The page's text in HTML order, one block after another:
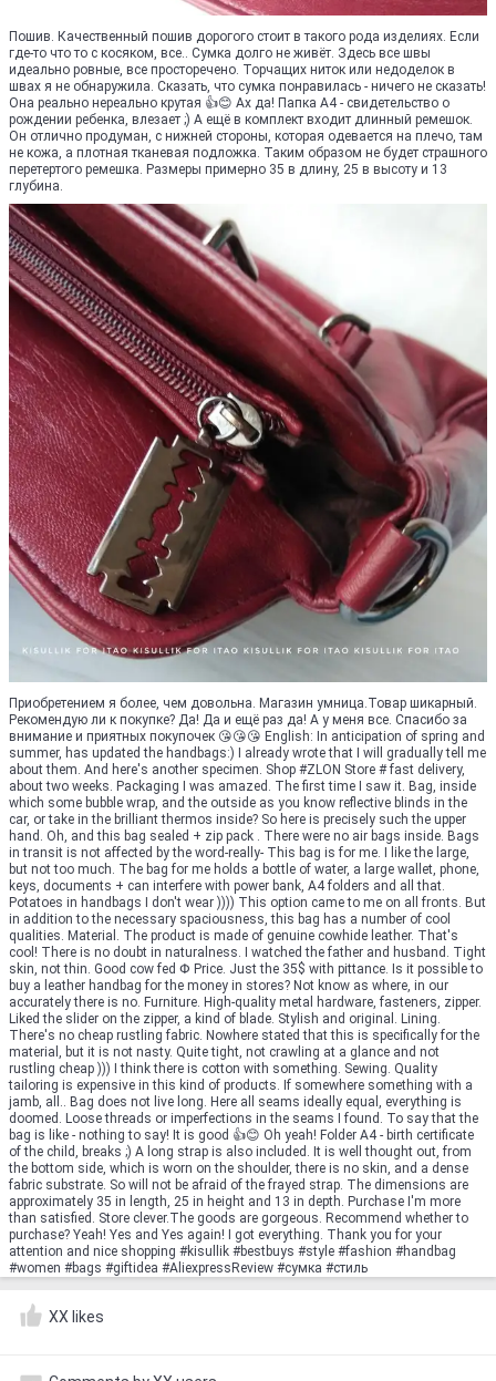
Пошив. Качественный пошив дорогого стоит в такого рода изделиях. Если
где-то что то с косяком, все.. Сумка долго не живёт. Здесь все швы
идеально ровные, все просторечено. Торчащих ниток или недоделок в
швах я не обнаружила. Сказать, что сумка понравилась - ничего не сказать!
Она реально нереально крутая 👍😊 Ах да! Папка А4 - свидетельство о
рождении ребенка, влезает ;) А ещё в комплект входит длинный ремешок.
Он отлично продуман, с нижней стороны, которая одевается на плечо, там
не кожа, а плотная тканевая подложка. Таким образом не будет страшного
перетертого ремешка. Размеры примерно 35 в длину, 25 в высоту и 13
глубина.
Приобретением я более, чем довольна. Магазин умница.Товар шикарный.
Рекомендую ли к покупке? Да! Да и ещё раз да! А у меня все. Спасибо за
внимание и приятных покупочек 😘😘😘 English: In anticipation of spring and
summer, has updated the handbags:) I already wrote that I will gradually tell me
about them. And here's another specimen. Shop #ZLON Store # fast delivery,
about two weeks. Packaging I was amazed. The first time I saw it. Bag, inside
which some bubble wrap, and the outside as you know reflective blinds in the
car, or take in the brilliant thermos inside? So here is precisely such the upper
hand. Oh, and this bag sealed + zip pack . There were no air bags inside. Bags
in transit is not affected by the word-really- This bag is for me. I like the large,
but not too much. The bag for me holds a bottle of water, a large wallet, phone,
keys, documents + can interfere with power bank, A4 folders and all that.
Potatoes in handbags I don't wear )))) This option came to me on all fronts. But
in addition to the necessary spaciousness, this bag has a number of cool
qualities. Material. The product is made of genuine cowhide leather. That's
cool! There is no doubt in naturalness. I watched the father and husband. Tight
skin, not thin. Good cow fed Փ Price. Just the 35$ with pittance. Is it possible to
buy a leather handbag for the money in stores? Not know as where, in our
accurately there is no. Furniture. High-quality metal hardware, fasteners, zipper.
Liked the slider on the zipper, a kind of blade. Stylish and original. Lining.
There's no cheap rustling fabric. Nowhere stated that this is specifically for the
material, but it is not nasty. Quite tight, not crawling at a glance and not
rustling cheap ))) I think there is cotton with something. Sewing. Quality
tailoring is expensive in this kind of products. If somewhere something with a
jamb, all.. Bag does not live long. Here all seams ideally equal, everything is
doomed. Loose threads or imperfections in the seams I found. To say that the
bag is like - nothing to say! It is good 👍😊 Oh yeah! Folder A4 - birth certificate
of the child, breaks ;) A long strap is also included. It is well thought out, from
the bottom side, which is worn on the shoulder, there is no skin, and a dense
fabric substrate. So will not be afraid of the frayed strap. The dimensions are
approximately 35 in length, 25 in height and 13 in depth. Purchase I'm more
than satisfied. Store clever.The goods are gorgeous. Recommend whether to
purchase? Yeah! Yes and Yes again! I got everything. Thank you for your
attention and nice shopping #kisullik #bestbuys #style #fashion #handbag
#women #bags #giftidea #AliexpressReview #сумка #стиль
XX likes